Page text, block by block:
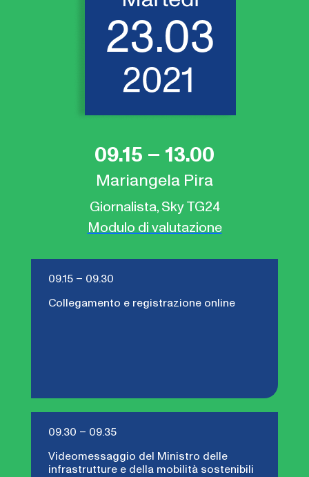
09.15 – 13.00
Mariangela Pira
Giornalista, Sky TG24
Modulo di valutazione
09.15 – 09.30
Collegamento e registrazione online
09.30 – 09.35
Videomessaggio del Ministro delle
infrastrutture e della mobilità sostenibili